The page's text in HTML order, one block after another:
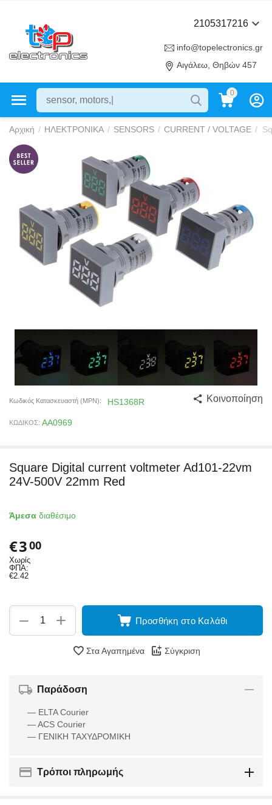
2105317216
info@topelectronics.gr
Αιγάλεω, Θηβών 457
0
Αρχική / ΗΛΕΚΤΡΟΝΙΚΑ / SENSORS / CURRENT / VOLTAGE /
Κωδικός Κατασκευαστή (MPN): HS1368R
ΚΩΔΙΚΟΣ: AA0969
Κοινοποίηση
Square Digital current voltmeter Ad101-22vm
24V-500V 22mm Red
Άμεσα διαθέσιμο
€300
Χωρίς
ΦΠΑ:
€2.42
+
− Προσθήκη στο Καλάθι
Στα Αγαπημένα Σύγκριση
Παράδοση
— ELTA Courier
— ACS Courier
— ΓΕΝΙΚΗ ΤΑΧΥΔΡΟΜΙΚΗ
Τρόποι πληρωμής